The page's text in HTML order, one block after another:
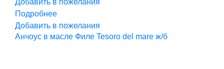
Подробнее
Добавить в пожелания
Анчоус в масле Филе Tesoro del mare ж/б